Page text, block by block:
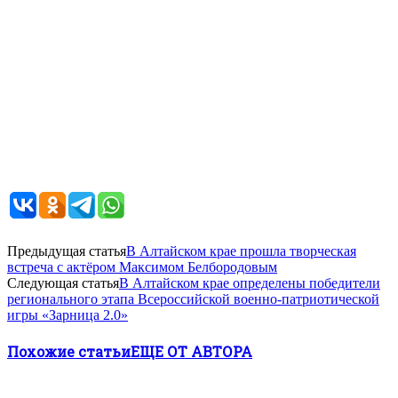
Предыдущая статьяВ Алтайском крае прошла творческая
встреча с актёром Максимом Белбородовым
Следующая статьяВ Алтайском крае определены победители
регионального этапа Всероссийской военно-патриотической
игры «Зарница 2.0»
Похожие статьиЕЩЕ ОТ АВТОРА